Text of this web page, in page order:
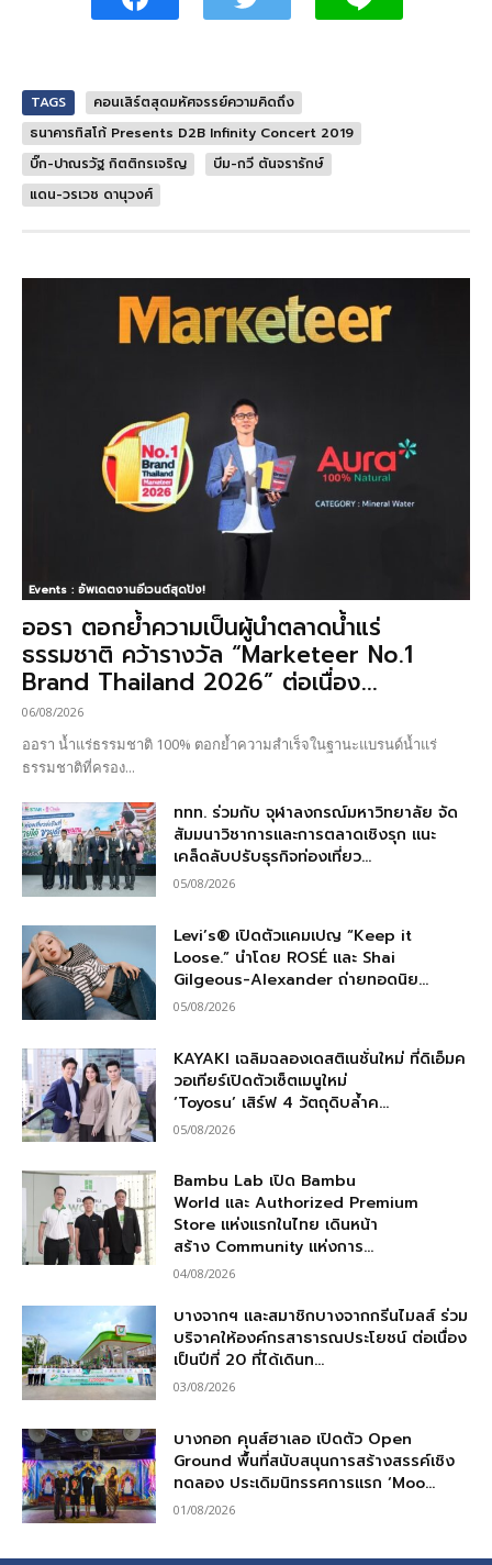
TAGS
คอนเสิร์ตสุดมหัศจรรย์ความคิดถึง
ธนาคารทิสโก้ Presents D2B Infinity Concert 2019
บิ๊ก-ปาณรวัฐ กิตติกรเจริญ
บีม-กวี ตันจรารักษ์
แดน-วรเวช ดานุวงศ์
Events : อัพเดตงานอีเวนต์สุดปัง!
ออรา ตอกย้ำความเป็นผู้นำตลาดน้ำแร่
ธรรมชาติ คว้ารางวัล “Marketeer No.1
Brand Thailand 2026” ต่อเนื่อง...
06/08/2026
ออรา น้ำแร่ธรรมชาติ 100% ตอกย้ำความสำเร็จในฐานะแบรนด์น้ำแร่
ธรรมชาติที่ครอง...
ททท. ร่วมกับ จุฬาลงกรณ์มหาวิทยาลัย จัด
สัมมนาวิชาการและการตลาดเชิงรุก แนะ
เคล็ดลับปรับธุรกิจท่องเที่ยว...
05/08/2026
Levi’s® เปิดตัวแคมเปญ “Keep it
Loose.” นำโดย ROSÉ และ Shai
Gilgeous-Alexander ถ่ายทอดนิย...
05/08/2026
KAYAKI เฉลิมฉลองเดสติเนชั่นใหม่ ที่ดิเอ็มค
วอเทียร์เปิดตัวเซ็ตเมนูใหม่
‘Toyosu’ เสิร์ฟ 4 วัตถุดิบล้ำค...
05/08/2026
Bambu Lab เปิด Bambu
World และ Authorized Premium
Store แห่งแรกในไทย เดินหน้า
สร้าง Community แห่งการ...
04/08/2026
บางจากฯ และสมาชิกบางจากกรีนไมลส์ ร่วม
บริจาคให้องค์กรสาธารณประโยชน์ ต่อเนื่อง
เป็นปีที่ 20 ที่ได้เดินท...
03/08/2026
บางกอก คุนส์ฮาเลอ เปิดตัว Open
Ground พื้นที่สนับสนุนการสร้างสรรค์เชิง
ทดลอง ประเดิมนิทรรศการแรก ‘Moo...
01/08/2026